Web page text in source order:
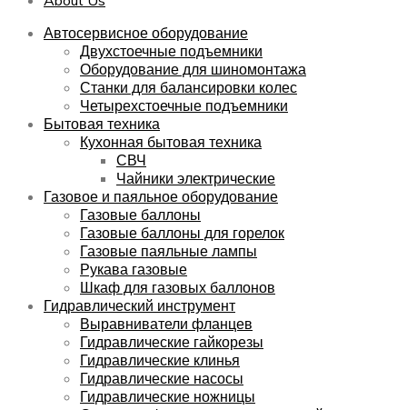
Автосервисное оборудование
Двухстоечные подъемники
Оборудование для шиномонтажа
Станки для балансировки колес
Четырехстоечные подъемники
Бытовая техника
Кухонная бытовая техника
СВЧ
Чайники электрические
Газовое и паяльное оборудование
Газовые баллоны
Газовые баллоны для горелок
Газовые паяльные лампы
Рукава газовые
Шкаф для газовых баллонов
Гидравлический инструмент
Выравниватели фланцев
Гидравлические гайкорезы
Гидравлические клинья
Гидравлические насосы
Гидравлические ножницы